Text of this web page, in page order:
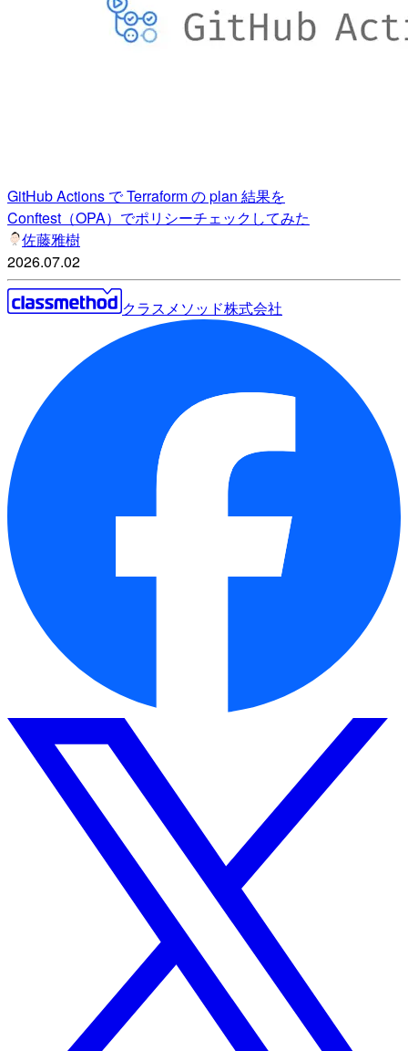
GitHub Actions で Terraform の plan 結果を
Conftest（OPA）でポリシーチェックしてみた
佐藤雅樹
2026.07.02
クラスメソッド株式会社